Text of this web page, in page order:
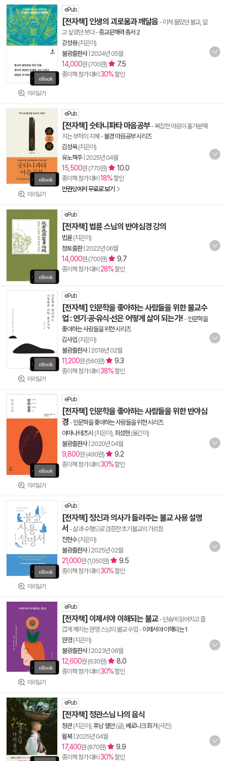
미리읽기
ePub
[전자책] 인생의 괴로움과 깨달음 - 미처 몰랐던 불교, 알
고 싶었던 붓다-종교문해력 총서 2
강성용(지은이)
불광출판사| 2024년 05월
14,000원 (700원) 7.5
종이책 정가 대비 30%할인
미리읽기
ePub
[전자책] 숫타니파타 마음공부- 복잡한 마음이 홀가분해
지는 부처의 지혜 -불경 마음공부 시리즈
김성옥(지은이)
유노책주| 2025년 04월
15,500원 (770원) 10.0
종이책 정가 대비 18%할인
만권당에서 무료로 보기
ePub
[전자책] 법륜 스님의 반야심경 강의
법륜(지은이)
정토출판| 2022년 06월
14,000원 (700원) 9.7
종이책 정가 대비 28%할인
미리읽기
ePub
[전자책] 인문학을 좋아하는 사람들을 위한 불교수
업 : 연기·공·유식·선은 어떻게 삶이 되는가! - 인문학을
좋아하는 사람들을 위한 시리즈
김사업 (지은이)
불광출판사| 2018년 02월
11,200원 (560원) 9.3
종이책 정가 대비 38%할인
미리읽기
ePub
[전자책] 인문학을 좋아하는 사람들을 위한 반야심
경 - 인문학을 좋아하는 사람들을 위한 시리즈
야마나 테츠시 (지은이), 최성현 (옮긴이)
불광출판사| 2020년 04월
9,800원 (490원) 9.2
종이책 정가 대비 30%할인
미리읽기
ePub
[전자책] 정신과 의사가 들려주는 불교 사용 설명
서 - 삶과 수행으로 검증한 초기불교의 가르침
전현수(지은이)
불광출판사| 2025년 02월
21,000원 (1,050원) 9.5
종이책 정가 대비 30%할인
미리읽기
ePub
[전자책] 이제서야 이해되는 불교- 단숨에 읽어지고 즐
겁게 깨치는 원영 스님의 불교 수업 - 이제서야 이해되는 1
원영(지은이)
불광출판사| 2023년 06월
12,600원 (630원) 8.0
종이책 정가 대비 30%할인
ePub
[전자책] 정관스님 나의 음식
정관(지은이), 후남 셀만(글), 베로니크 회거 (사진)
윌북| 2025년 04월
17,400원 (870원) 9.9
종이책 정가 대비 30%할인